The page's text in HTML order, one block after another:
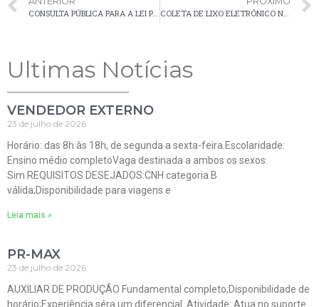
CONSULTA PÚBLICA PARA A LEI PAULO GUSTAVO
COLETA DE LIXO ELETRÔNICO NA PRAÇA DA MATRIZ
Ultimas Notícias
VENDEDOR EXTERNO
23 de julho de 2026
Horário: das 8h às 18h, de segunda a sexta-feira.Escolaridade:
Ensino médio completoVaga destinada a ambos os sexos:
Sim.REQUISITOS DESEJADOS:CNH categoria B
válida;Disponibilidade para viagens e
Leia mais »
PR-MAX
23 de julho de 2026
AUXILIAR DE PRODUÇÃO Fundamental completo;Disponibilidade de
horário;Experiência séra um diferencial. Atividade: Atua no suporte